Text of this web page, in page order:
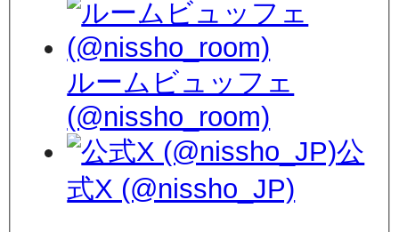
ルームビュッフェ
(@nissho_room)
公
式X (@nissho_JP)